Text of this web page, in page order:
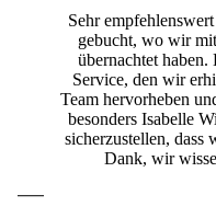
Sehr
gebucht, wo wir
übernachtet
Service, den wir
Team hervorheben
besonders Isabelle
sicherzustellen, dass
Dank, wir